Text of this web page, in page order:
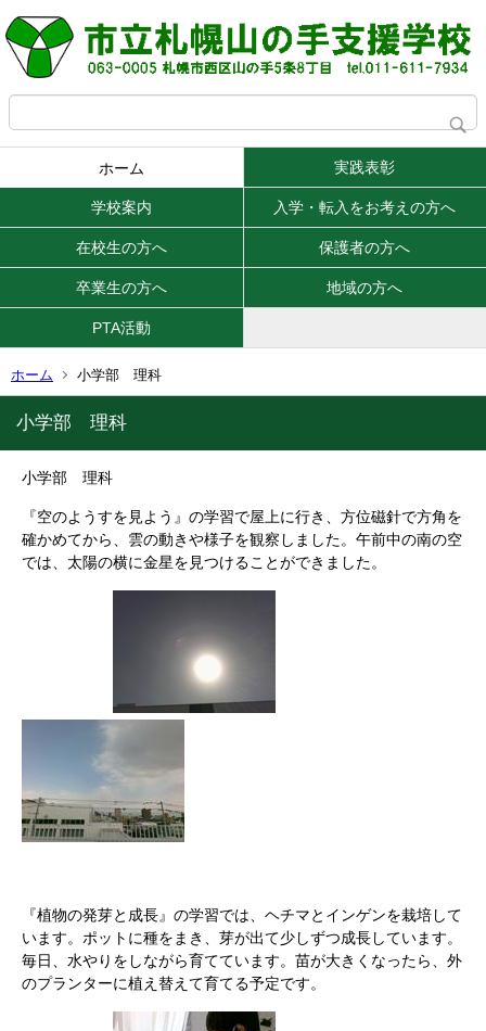
ホーム 実践表彰
学校案内 入学・転入をお考えの方へ
在校生の方へ 保護者の方へ
卒業生の方へ 地域の方へ
PTA活動
ホーム 小学部 理科
小学部 理科
小学部 理科
『空のようすを見よう』の学習で屋上に行き、方位磁針で方角を
確かめてから、雲の動きや様子を観察しました。午前中の南の空
では、太陽の横に金星を見つけることができました。
『植物の発芽と成長』の学習では、ヘチマとインゲンを栽培して
います。ポットに種をまき、芽が出て少しずつ成長しています。
毎日、水やりをしながら育てています。苗が大きくなったら、外
のプランターに植え替えて育てる予定です。